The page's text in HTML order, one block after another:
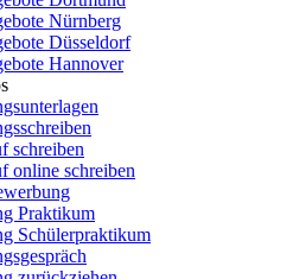
Nürnberg
Düsseldorf
Hannover
schreiben
online schreiben
Praktikum
Schülerpraktikum